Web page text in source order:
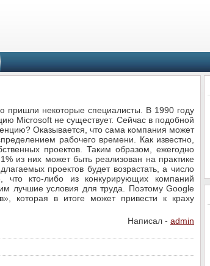
пришли некоторые специалисты. В 1990 году
Microsoft не существует. Сейчас в подобной
Оказывается, что сама компания может
рабочего времени. Как известно,
проектов. Таким образом, ежегодно
из них может быть реализован на практике
проектов будет возрастать, а число
кто-либо из конкурирующих компаний
лучшие условия для труда. Поэтому Google
которая в итоге может привести к краху
Написал - admin